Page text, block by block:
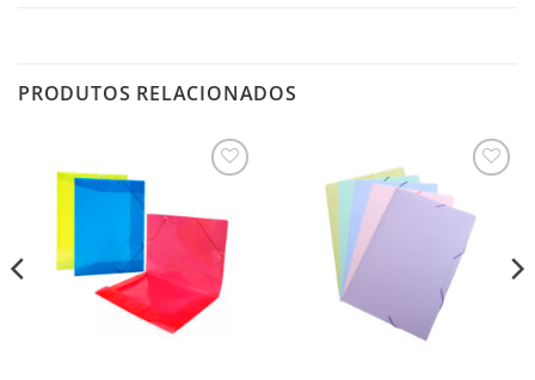
PRODUTOS RELACIONADOS
Lista
Lista